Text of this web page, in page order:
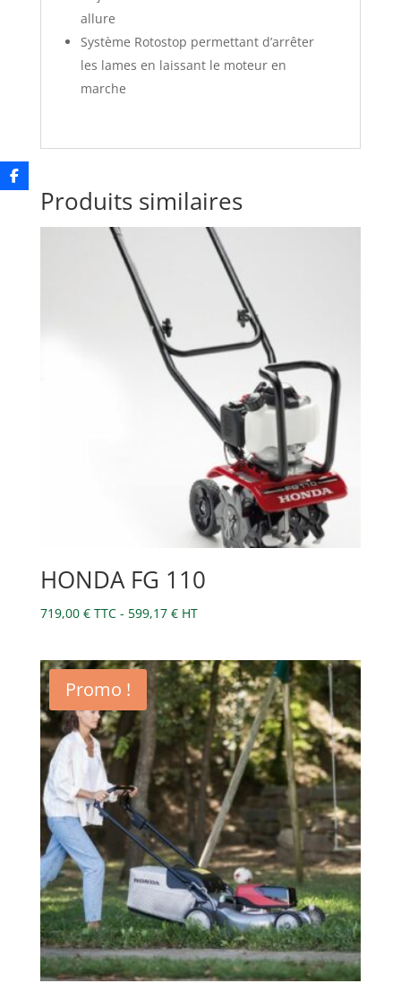
allure
Système Rotostop permettant d’arrêter
les lames en laissant le moteur en
marche
Produits similaires
HONDA FG 110
719,00 € TTC - 599,17 €HT
Promo !